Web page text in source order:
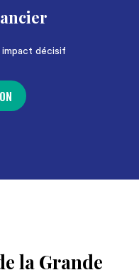
décisif
la Grande